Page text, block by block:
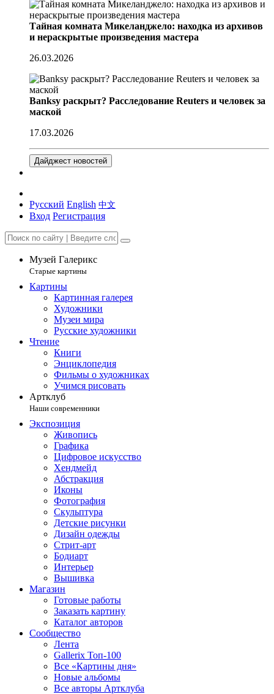
Тайная комната Микеланджело: находка из архивов
и нераскрытые произведения мастера
26.03.2026
Banksy раскрыт? Расследование Reuters и человек за
маской
17.03.2026
Дайджест новостей
Русский English 中文
Вход Регистрация
Музей Галерикс
Старые картины
Картины
Картинная галерея
Художники
Музеи мира
Русские художники
Чтение
Книги
Энциклопедия
Фильмы о художниках
Учимся рисовать
Артклуб
Наши современники
Экспозиция
Живопись
Графика
Цифровое искусство
Хендмейд
Абстракция
Иконы
Фотография
Скульптура
Детские рисунки
Дизайн одежды
Стрит-арт
Бодиарт
Интерьер
Вышивка
Магазин
Готовые работы
Заказать картину
Каталог авторов
Сообщество
Лента
Gallerix Топ-100
Все «Картины дня»
Новые альбомы
Все авторы Артклуба